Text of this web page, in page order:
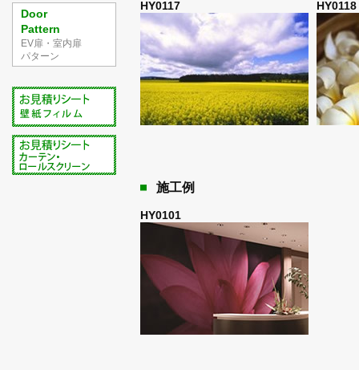
Door
Pattern
EV扉・室内扉
パターン
HY0117 HY0118
施工例
HY0101